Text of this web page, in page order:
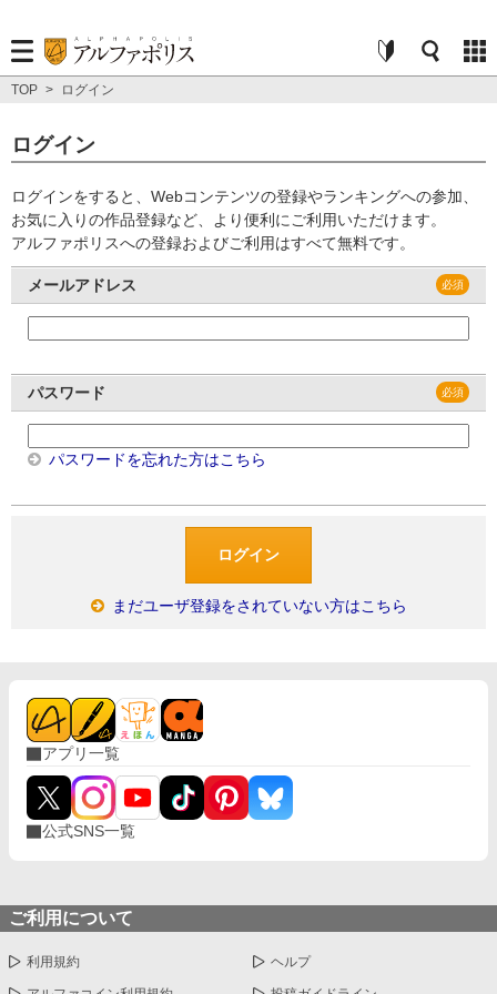
TOP > ログイン
ログイン
ログインをすると、Webコンテンツの登録やランキングへの参加、
お気に入りの作品登録など、より便利にご利用いただけます。
アルファポリスへの登録およびご利用はすべて無料です。
メールアドレス
パスワード
パスワードを忘れた方はこちら
まだユーザ登録をされていない方はこちら
アプリ一覧
公式SNS一覧
ご利用について
利用規約 ヘルプ